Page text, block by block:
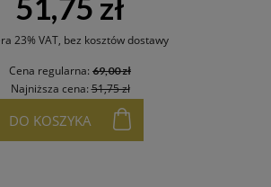
23% VAT, bez kosztów dostawy
Cena regularna: 69,00 zł
Najniższa cena:51,75 zł
DO KOSZYKA